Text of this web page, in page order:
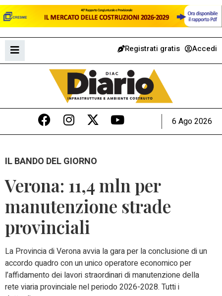
Registrati gratis Accedi
6 Ago 2026
IL BANDO DEL GIORNO
Verona: 11,4 mln per
manutenzione strade
provinciali
La Provincia di Verona avvia la gara per la conclusione di un
accordo quadro con un unico operatore economico per
l’affidamento dei lavori straordinari di manutenzione della
rete viaria provinciale nel periodo 2026-2028. Tutti i